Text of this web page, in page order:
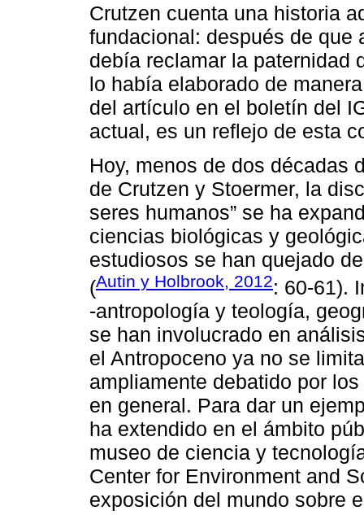
Crutzen cuenta una historia
fundacional: después de que
debía reclamar la paternidad
lo había elaborado de
del artículo en el boletín del
actual, es un reflejo de esta
Hoy, menos de dos décadas
de Crutzen y Stoermer, la
seres humanos” se ha
ciencias biológicas y
estudiosos se han quejado
(Autin y Holbrook, 2012: 60-61).
-antropología y teología,
se han involucrado en
el Antropoceno ya no se
ampliamente debatido por
en general. Para dar un
ha extendido en el ámbito
museo de ciencia y
Center for Environment and
exposición del mundo sobre